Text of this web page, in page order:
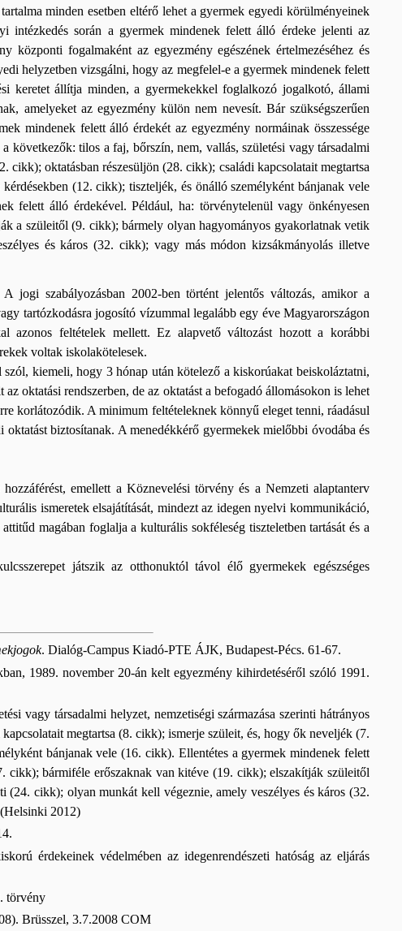
minden esetben eltérő lehet a gyermek egyedi körülményeinek
intézkedés során a gyermek mindenek felett álló érdeke jelenti az
fogalmaként az egyezmény egészének értelmezéséhez és
helyzetben vizsgálni, hogy az megfelel-e a gyermek mindenek felett
keretet állítja minden, a gyermekekkel foglalkozó jogalkotó, állami
amelyeket az egyezmény külön nem nevesít. Bár szükségszerűen
mindenek felett álló érdekét az egyezmény normáinak összessége
tilos a faj, bőrszín, nem, vallás, születési vagy társadalmi
cikk); oktatásban részesüljön (28. cikk); családi kapcsolatait megtartsa
(12. cikk); tiszteljék, és önálló személyként bánjanak vele
felett álló érdekével. Például, ha: törvénytelenül vagy önkényesen
a szüleitől (9. cikk); bármely olyan hagyományos gyakorlatnak vetik
és káros (32. cikk); vagy más módon kizsákmányolás illetve
jogi szabályozásban 2002-ben történt jelentős változás, amikor a
tartózkodásra jogosító vízummal legalább egy éve Magyarországon
azonos feltételek mellett. Ez alapvető változást hozott a korábbi
voltak iskolakötelesek.
kiemeli, hogy 3 hónap után kötelező a kiskorúakat beiskoláztatni,
oktatási rendszerben, de az oktatást a befogadó állomásokon is lehet
korlátozódik. A minimum feltételeknek könnyű eleget tenni, ráadásul
biztosítanak. A menedékkérő gyermekek mielőbbi óvodába és
emellett a Köznevelési törvény és a Nemzeti alaptanterv
ismeretek elsajátítását, mindezt az idegen nyelvi kommunikáció,
magában foglalja a kulturális sokféleség tiszteletben tartását és a
játszik az otthonuktól távol élő gyermekek egészséges
. Dialóg-Campus Kiadó-PTE ÁJK, Budapest-Pécs. 61-67.
1989. november 20-án kelt egyezmény kihirdetéséről szóló 1991.
vagy társadalmi helyzet, nemzetiségi származása szerinti hátrányos
megtartsa (8. cikk); ismerje szüleit, és, hogy ők neveljék (7.
bánjanak vele (16. cikk). Ellentétes a gyermek mindenek felett
cikk); bármiféle erőszaknak van kitéve (19. cikk); elszakítják szüleitől
cikk); olyan munkát kell végeznie, amely veszélyes és káros (32.
2012)
érdekeinek védelmében az idegenrendészeti hatóság az eljárás
törvény
Brüsszel, 3.7.2008 COM